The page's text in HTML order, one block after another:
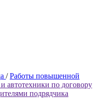
/ Работы повышенной
автотехники по договору
подрядчика